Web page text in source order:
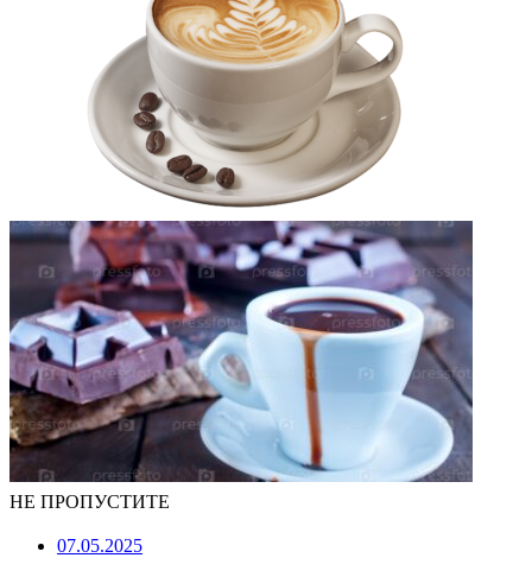
НЕ ПРОПУСТИТЕ
07.05.2025